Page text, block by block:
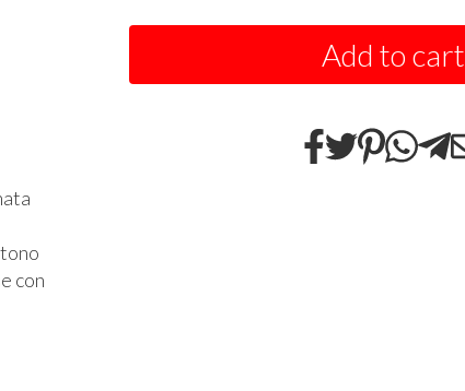
con
Add to cart